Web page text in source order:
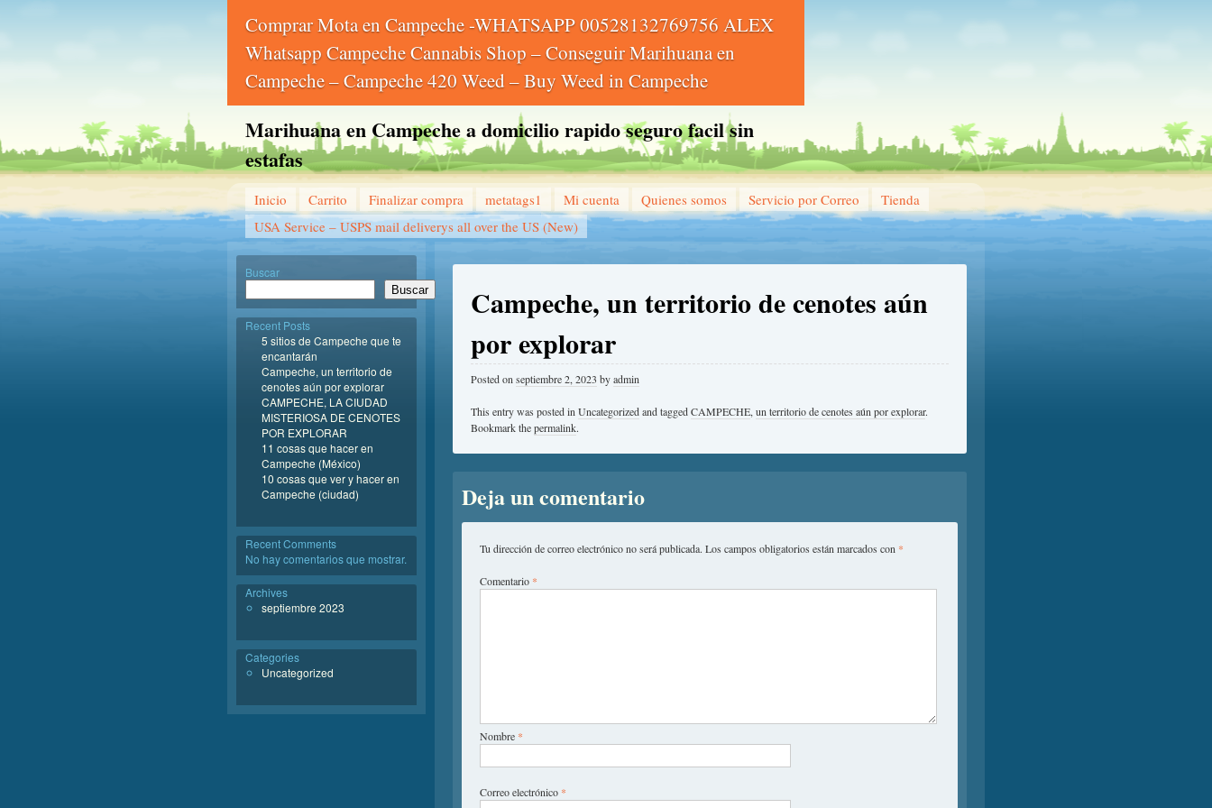
Comprar Mota en Campeche -WHATSAPP 00528132769756 ALEX
Whatsapp Campeche Cannabis Shop – Conseguir Marihuana en
Campeche – Campeche 420 Weed – Buy Weed in Campeche
Marihuana en Campeche a domicilio rapido seguro facil sin
estafas
Inicio Carrito Finalizar compra metatags1 Mi cuenta Quienes somos Servicio por Correo
Tienda
USA Service – USPS mail deliverys all over the US (New)
Campeche, un territorio de cenotes aún
por explorar
Posted on septiembre 2, 2023 byadmin
This entry was posted in Uncategorizedand taggedCAMPECHE, un territorio de cenotes aún por explorar.
Bookmark thepermalink.
Deja un comentario
Tu dirección de correo electrónico no será publicada. Los campos obligatorios están marcados con *
Comentario *
Nombre *
Correo electrónico *
Buscar
Buscar
Recent Posts
5 sitios de Campeche que te
encantarán
Campeche, un territorio de
cenotes aún por explorar
CAMPECHE, LA CIUDAD
MISTERIOSA DE CENOTES
POR EXPLORAR
11 cosas que hacer en
Campeche (México)
10 cosas que ver y hacer en
Campeche (ciudad)
Recent Comments
No hay comentarios que mostrar.
Archives
septiembre 2023
Categories
Uncategorized